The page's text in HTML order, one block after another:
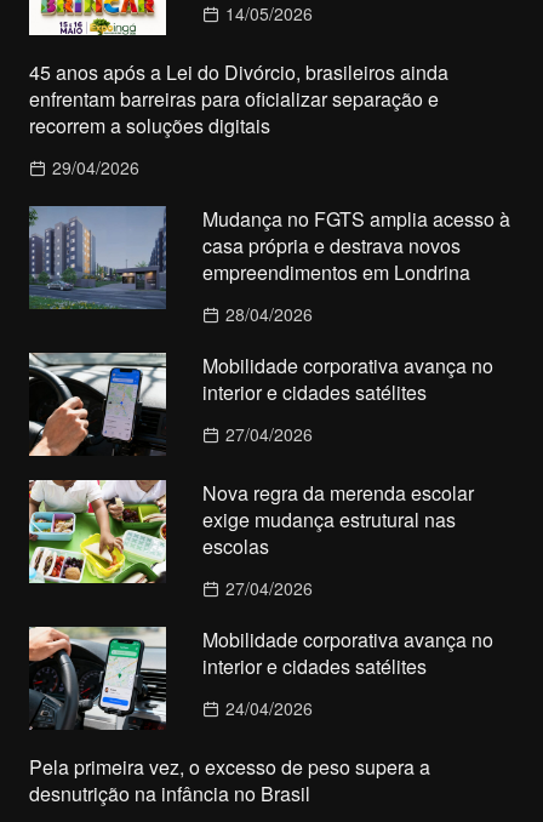
14/05/2026
45 anos após a Lei do Divórcio, brasileiros ainda
enfrentam barreiras para oficializar separação e
recorrem a soluções digitais
29/04/2026
Mudança no FGTS amplia acesso à
casa própria e destrava novos
empreendimentos em Londrina
28/04/2026
Mobilidade corporativa avança no
interior e cidades satélites
27/04/2026
Nova regra da merenda escolar
exige mudança estrutural nas
escolas
27/04/2026
Mobilidade corporativa avança no
interior e cidades satélites
24/04/2026
Pela primeira vez, o excesso de peso supera a
desnutrição na infância no Brasil